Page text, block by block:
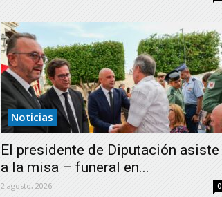
Noticias
El presidente de Diputación asiste
a la misa – funeral en...
2 agosto, 2026 0